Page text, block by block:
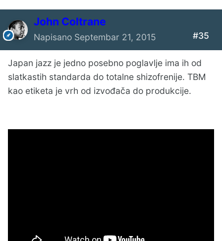
John Coltrane
Napisano Septembar 21, 2015 #35
Japan jazz je jedno posebno poglavlje ima ih od
slatkastih standarda do totalne shizofrenije. TBM
kao etiketa je vrh od izvođača do produkcije.